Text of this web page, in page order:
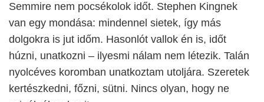
Semmire nem pocsékolok időt. Stephen Kingnek
van egy mondása: mindennel sietek, így más
dolgokra is jut időm. Hasonlót vallok én is, időt
húzni, unatkozni – ilyesmi nálam nem létezik. Talán
nyolcéves koromban unatkoztam utoljára. Szeretek
kertészkedni, főzni, sütni. Nincs olyan, hogy ne